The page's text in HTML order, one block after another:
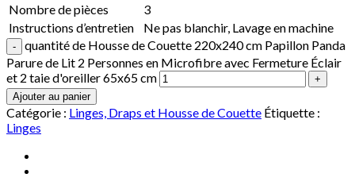
Nombre de pièces
3
Instructions d’entretien
Ne pas blanchir, Lavage en machine
quantité de Housse de Couette 220x240 cm Papillon Panda
Parure de Lit 2 Personnes en Microfibre avec Fermeture Éclair
et 2 taie d'oreiller 65x65 cm
Ajouter au panier
Catégorie : Linges, Draps et Housse de Couette Étiquette :
Linges